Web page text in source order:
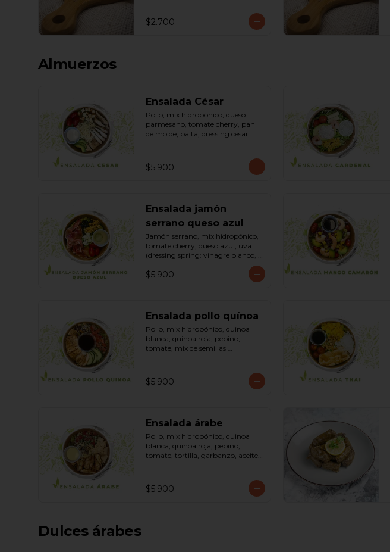
$2.700
Almuerzos
Ensalada César
Pollo, mix hidropónico, queso
parmesano, tomate cherry, pan
de molde, palta, dressing cesar:
Bowl.
$5.900
Ensalada jamón
serrano queso azul
Jamón serrano, mix hidropónico,
tomate cherry, queso azul, uva
(dressing spring: vinagre blanco,
$5.900
Ensalada pollo quínoa
Pollo, mix hidropónico, quinoa
blanca, quinoa roja, pepino,
tomate, mix de semillas
salsa de soya, ketchup, azúcar
dressing spring mostaza (salsa de
$5.900
Ensalada árabe
Pollo, mix hidropónico, quinoa
blanca, quinoa roja, pepino,
tomate, tortilla, garbanzo, aceite
pimienta negra y sal). Bowl.
$5.900
Dulces árabes